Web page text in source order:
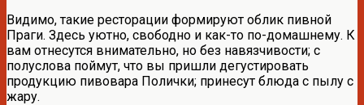
Видимо, такие ресторации формируют облик пивной
Праги. Здесь уютно, свободно и как-то по-домашнему. К
вам отнесутся внимательно, но без навязчивости; с
полуслова поймут, что вы пришли дегустировать
продукцию пивовара Полички; принесут блюда с пылу с
жару.